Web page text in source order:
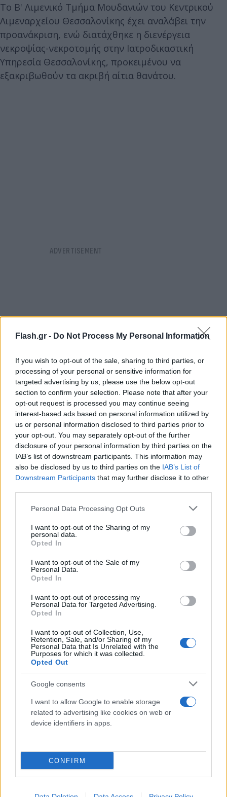
Flash.gr - Do Not Process My Personal Information
If you wish to opt-out of the sale, sharing to third parties, or
processing of your personal or sensitive information for
targeted advertising by us, please use the below opt-out
section to confirm your selection. Please note that after your
opt-out request is processed you may continue seeing
interest-based ads based on personal information utilized by
us or personal information disclosed to third parties prior to
your opt-out. You may separately opt-out of the further
disclosure of your personal information by third parties on the
IAB’s list of downstream participants. This information may
also be disclosed by us to third parties on the IAB’s List of
Downstream Participants that may further disclose it to other
Please note that this website/app uses one or more Google
not limited to your visit or usage behaviour. You may click to
grant or deny consent to Google and its third-party tags to
use your data for below specified purposes in below Google
consent section.
Personal Data Processing Opt Outs
I want to opt-out of the Sharing of my
personal data.
Opted In
I want to opt-out of the Sale of my
Personal Data.
Opted In
I want to opt-out of processing my
Personal Data for Targeted Advertising.
Opted In
I want to opt-out of Collection, Use,
Retention, Sale, and/or Sharing of my
Personal Data that Is Unrelated with the
Purposes for which it was collected.
Opted Out
Google consents
I want to allow Google to enable storage
related to advertising like cookies on web or
device identifiers in apps.
CONFIRM
Το Β' Λιμενικό Τμήμα Μουδανιών του Κεντρικού
Λιμεναρχείου Θεσσαλονίκης έχει αναλάβει την
προανάκριση, ενώ διατάχθηκε η διενέργεια
νεκροψίας-νεκροτομής στην Ιατροδικαστική
Υπηρεσία Θεσσαλονίκης, προκειμένου να
εξακριβωθούν τα ακριβή αίτια θανάτου.
Λίγες ώρες νωρίτερα, το απόγευμα της Δευτέρας,
μία 78χρονη Ελληνίδα ανασύρθηκε χωρίς τις
αισθήσεις της από τη θαλάσσια περιοχή του
ΚορινούΠιερίας.
Στο σημείο της παρασχέθηκαν άμεσα οι πρώτες
βοήθειες με τη μέθοδο της καρδιοπνευμονικής
αναζωογόνησης (ΚΑΡΠΑ), ωστόσο δεν κατέστη
δυνατό να επανέλθει. Η ηλικιωμένη μεταφέρθηκε
Κατερίνης, όπου διαπιστώθηκε ο θάνατός της.
Την προανάκριση για το περιστατικό διενεργεί το Γ'
Λιμενικό Τμήμα Σκάλας Κατερίνης του Κεντρικού
και σε αυτή την περίπτωση η διενέργεια νεκροψίας-
νεκροτομής.